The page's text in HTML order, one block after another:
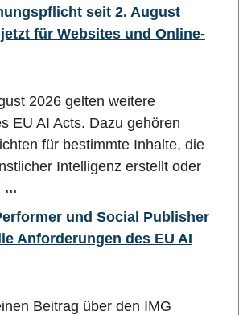
seit 2. August
für Websites und Online-
2026 gelten weitere
EU AI Acts. Dazu gehören
für bestimmte Inhalte, die
Intelligenz erstellt oder
...
und Social Publisher
Anforderungen des EU AI
Beitrag über den IMG